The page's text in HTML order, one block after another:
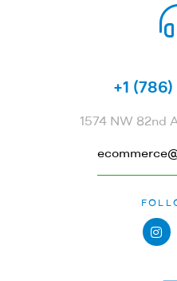
+1
1574 NW 82nd